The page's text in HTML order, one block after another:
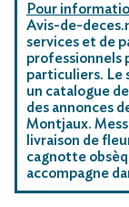
Pour
Avis-de-
services et de
professionnels
particuliers. Le
un catalogue
des annonces
Montjaux.
livraison de
cagnotte
accompagne